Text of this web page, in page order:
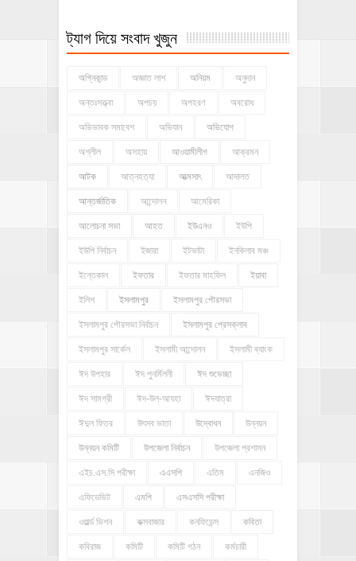
ট্যাগ দিয়ে সংবাদ খুজুন
অগ্নিকান্ড অজ্ঞাত লাশ অনিয়ম অনুদান
অন্তঃসত্ত্বা অপচয় অপহরণ অবরোধ
অভিভাবক সমাবেশ অভিযান অভিযোগ
অশ্লীল অসহায় আওয়ামীলীগ আক্রমন
আটক আত্নহত্যা আত্মসাৎ আদালত
আন্তর্জাতিক আন্দোলন আমেরিকা
আলোচনা সভা আহত ইউএনও ইউপি
ইউপি নির্বাচন ইজারা ইটভাটা ইনকিলাব মঞ্চ
ইন্তেকাল ইফতার ইফতার মাহফিল ইয়াবা
ইলিশ ইসলামপুর ইসলামপুর পৌরসভা
ইসলামপুর পৌরসভা নির্বাচন ইসলামপুর প্রেসক্লাব
ইসলামপুর সার্কেল ইসলামী আন্দোলন ইসলামী ব্যাংক
ঈদ উপহার ঈদ পুনর্মিলনী ঈদ শুভেচ্ছা
ঈদ সামগ্রী ঈদ-উল-আযহা ঈদযাত্রা
ঈদুল ফিতর উৎসব ভাতা উদ্বোধন উন্নয়ন
উন্নয়ন কমিটি উপজেলা নির্বাচন উপজেলা প্রশাসন
এইচ.এস.সি পরীক্ষা এএসপি এতিম এনজিও
এফিডেভিট এমপি এসএসসি পরীক্ষা
ওয়ার্ল্ড ভিশন কক্সবাজার কনফিডেন্স কবিতা
কবিরাজ কমিটি কমিটি গঠন কর্মচারী